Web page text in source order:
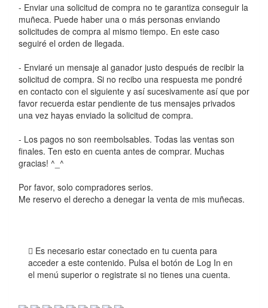
- Enviar una solicitud de compra no te garantiza conseguir la
muñeca. Puede haber una o más personas enviando
solicitudes de compra al mismo tiempo. En este caso
seguiré el orden de llegada.
- Enviaré un mensaje al ganador justo después de recibir la
solicitud de compra. Si no recibo una respuesta me pondré
en contacto con el siguiente y así sucesivamente así que por
favor recuerda estar pendiente de tus mensajes privados
una vez hayas enviado la solicitud de compra.
- Los pagos no son reembolsables. Todas las ventas son
finales. Ten esto en cuenta antes de comprar. Muchas
gracias! ^_^
Por favor, solo compradores serios.
Me reservo el derecho a denegar la venta de mis muñecas.
Es necesario estar conectado en tu cuenta para
acceder a este contenido. Pulsa el botón de Log In en
el menú superior o registrate si no tienes una cuenta.